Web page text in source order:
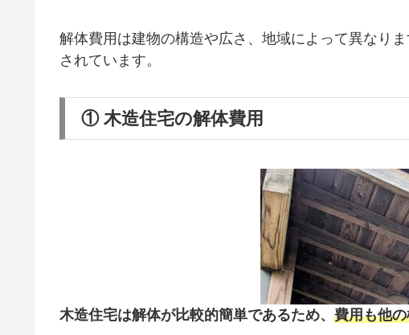
解体費用は建物の構造や広さ、地域によって異なり
されています。
① 木造住宅の解体費用
木造住宅は解体が比較的簡単であるため、 費用も他